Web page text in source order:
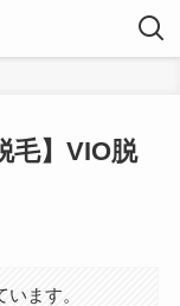
毛】VIO脱
ます。